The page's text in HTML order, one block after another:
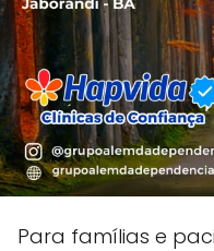
Para famílias e